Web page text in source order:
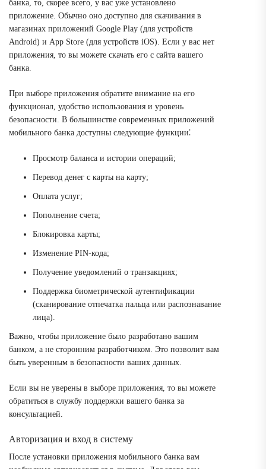
банка, то, скорее всего, у вас уже установлено
приложение. Обычно оно доступно для скачивания в
магазинах приложений Google Play (для устройств
Android) и App Store (для устройств iOS). Если у вас нет
приложения, то вы можете скачать его с сайта вашего
банка.
При выборе приложения обратите внимание на его
функционал, удобство использования и уровень
безопасности. В большинстве современных приложений
мобильного банка доступны следующие функции⁚
Просмотр баланса и истории операций;
Перевод денег с карты на карту;
Оплата услуг;
Пополнение счета;
Блокировка карты;
Изменение PIN-кода;
Получение уведомлений о транзакциях;
Поддержка биометрической аутентификации
(сканирование отпечатка пальца или распознавание
лица).
Важно, чтобы приложение было разработано вашим
банком, а не сторонним разработчиком. Это позволит вам
быть уверенным в безопасности ваших данных.
Если вы не уверены в выборе приложения, то вы можете
обратиться в службу поддержки вашего банка за
консультацией.
Авторизация и вход в систему
После установки приложения мобильного банка вам